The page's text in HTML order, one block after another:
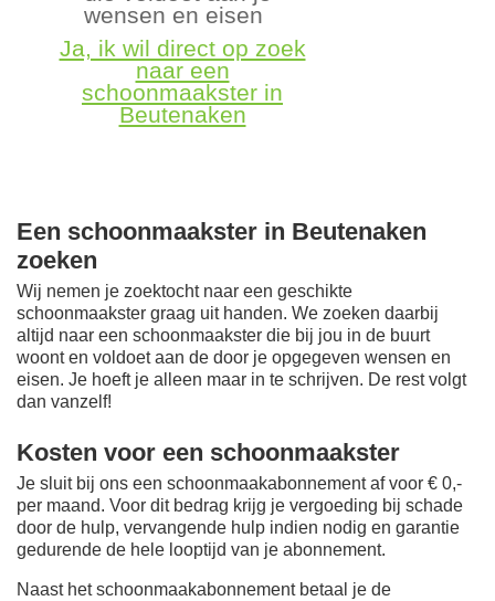
wensen en eisen
Ja, ik wil direct op zoek
naar een
schoonmaakster in
Beutenaken
Een schoonmaakster in Beutenaken
zoeken
Wij nemen je zoektocht naar een geschikte
schoonmaakster graag uit handen. We zoeken daarbij
altijd naar een schoonmaakster die bij jou in de buurt
woont en voldoet aan de door je opgegeven wensen en
eisen. Je hoeft je alleen maar in te schrijven. De rest volgt
dan vanzelf!
Kosten voor een schoonmaakster
Je sluit bij ons een schoonmaakabonnement af voor € 0,-
per maand. Voor dit bedrag krijg je vergoeding bij schade
door de hulp, vervangende hulp indien nodig en garantie
gedurende de hele looptijd van je abonnement.
Naast het schoonmaakabonnement betaal je de